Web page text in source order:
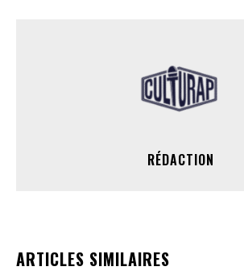
RÉDACTION
ARTICLES SIMILAIRES